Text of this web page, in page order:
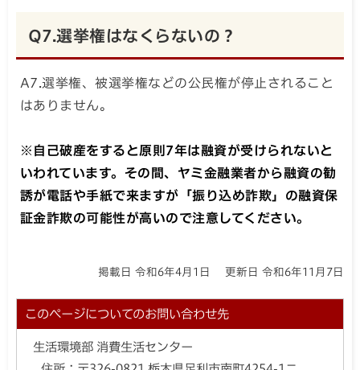
Q7.選挙権はなくらないの？
A7.選挙権、被選挙権などの公民権が停止されること
はありません。
※自己破産をすると原則7年は融資が受けられないと
いわれています。その間、ヤミ金融業者から融資の勧
誘が電話や手紙で来ますが「振り込め詐欺」の融資保
証金詐欺の可能性が高いので注意してください。
掲載日 令和6年4月1日 更新日 令和6年11月7日
このページについてのお問い合わせ先
生活環境部 消費生活センター